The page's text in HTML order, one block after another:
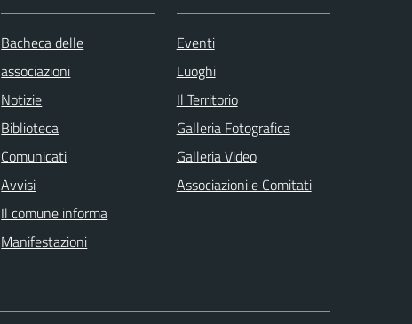
Bacheca delle
associazioni
Notizie
Biblioteca
Comunicati
Avvisi
Il comune informa
Manifestazioni
Eventi
Luoghi
Il Territorio
Galleria Fotografica
Galleria Video
Associazioni e Comitati